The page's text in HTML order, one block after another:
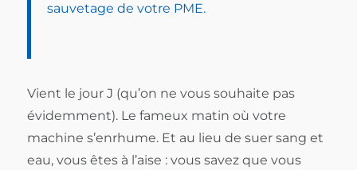
sauvetage de votre PME.
Vient le jour J (qu’on ne vous souhaite pas
évidemment). Le fameux matin où votre
machine s’enrhume. Et au lieu de suer sang et
eau, vous êtes à l’aise : vous savez que vous